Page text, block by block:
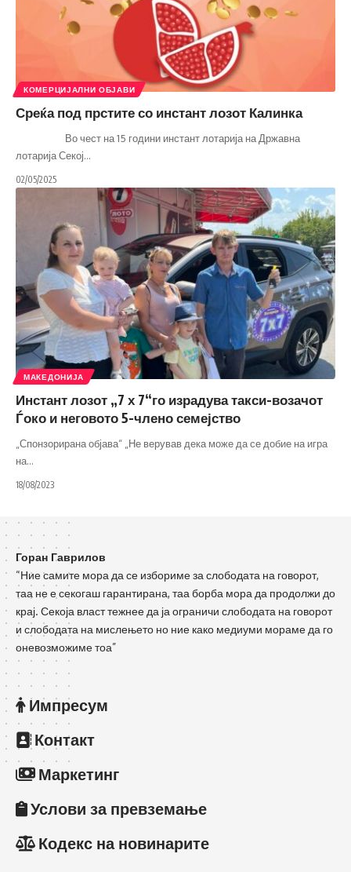
КОМЕРЦИЈАЛНИ ОБЈАВИ
Среќа под прстите со инстант лозот Калинка
Во чест на 15 години инстант лотарија на Државна
лотарија Секој…
02/05/2025
МАКЕДОНИЈА
Инстант лозот „7 х 7“го израдува такси-возачот
Ѓоко и неговото 5-члено семејство
„Спонзорирана објава“ „Не верував дека може да се добие на игра
на…
18/08/2023
Горан Гаврилов
“Ние самите мора да се избориме за слободата на говорот,
таа не е секогаш гарантирана, таа борба мора да продолжи до
крај. Секоја власт тежнее да ја ограничи слободата на говорот
и слободата на мислењето но ние како медиуми мораме да го
оневозможиме тоа”
Импресум
Контакт
Маркетинг
Услови за превземање
Кодекс на новинарите